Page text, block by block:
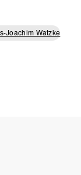
Joachim Watzke